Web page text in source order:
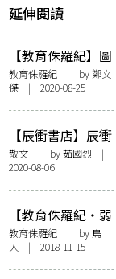
延伸閱讀
【教育侏羅紀】圖
書館主任自白——
功成不必在我
教育侏羅紀 | by 鄭文
傑 | 2020-08-25
【辰衝書店】辰衝
不是我的書店，但
謝謝它
散文 | by茹國烈 |
2020-08-06
【教育侏羅紀・弱
勢】在亞洲教育前
放一面鏡——我看
《我的破嗝Miss》
教育侏羅紀 | by 鳥
人 | 2018-11-15